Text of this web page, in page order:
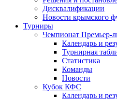
Дисквалификации
Новости крымского
Турниры
Чемпионат Премьер-
Календарь и
Турнирная
Статистика
Команды
Новости
Кубок КФС
Календарь и